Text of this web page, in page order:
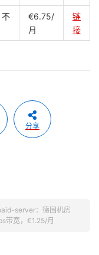
€6.75/
月
链
接
分享
server：德国机房
带宽，€1.25/月